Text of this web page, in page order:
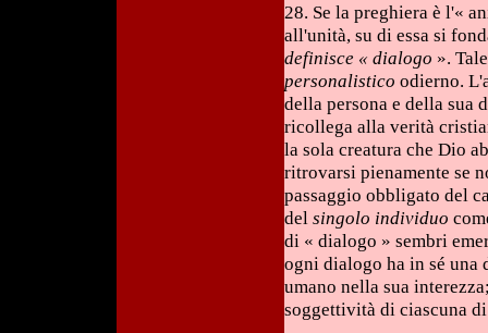
28. Se la preghiera è l'«
all'unità, su di essa si
definisce « dialogo ».
personalistico odierno.
della persona e della
ricollega alla verità
la sola creatura che Dio
ritrovarsi pienamente se
passaggio obbligato del
delsingolo individuo
di « dialogo » sembri
ogni dialogo ha in sé una
umano nella sua
soggettività di ciascuna di